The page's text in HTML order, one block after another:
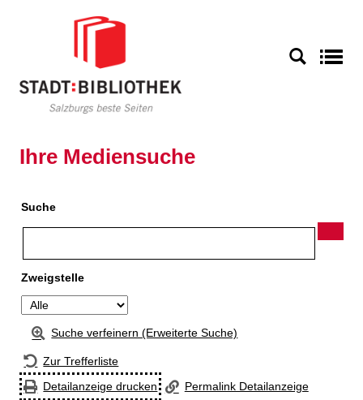
Ihre Mediensuche
Suche
Zweigstelle
Suche verfeinern (Erweiterte Suche)
Zur Trefferliste
Detailanzeige drucken
Permalink Detailanzeige